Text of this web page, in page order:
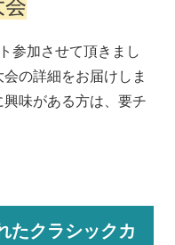
参加させて頂きまし
の詳細をお届けしま
味がある方は、要チ
たクラシックカ